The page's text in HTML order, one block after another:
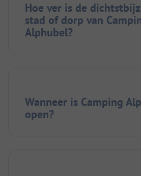
Hoe ver is de
stad of dorp van
Alphubel?
Wanneer is Camping
open?